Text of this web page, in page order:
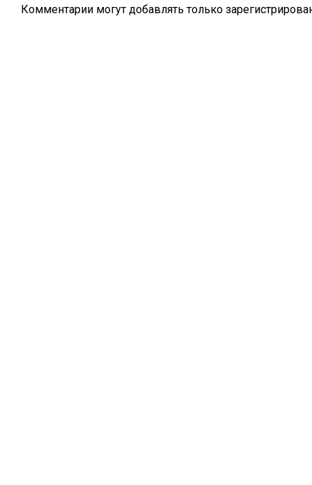
Комментарии могут добавлять только